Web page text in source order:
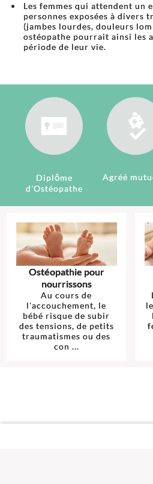
Les femmes qui attendent un
personnes exposées à divers
(jambes lourdes, douleurs
ostéopathe pourrait ainsi les
période de leur vie.
Diplôme
d'Ostéopathe
Agréé
Ostéopathie pour
nourrissons
Au cours de
l'accouchement, le
bébé risque de subir
des tensions, de petits
traumatismes ou des
con ...